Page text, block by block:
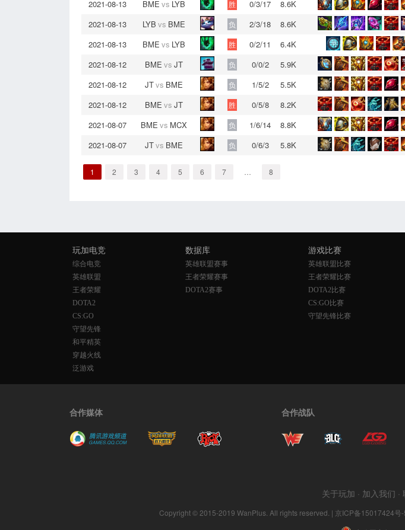
2021-08-13
BME vs LYB 胜 0/3/17 8.6K
2021-08-13
LYB vs BME 负 2/3/18 8.6K
2021-08-13
BME vs LYB 胜 0/2/11 6.4K
2021-08-12
BME vs JT 负 0/0/2 5.9K
2021-08-12
JTvs BME 负 1/5/2 5.5K
2021-08-12
BME vs JT 胜 0/5/8 8.2K
2021-08-07
BME vs MCX 负 1/6/14 8.8K
2021-08-07
JTvs BME 负 0/6/3 5.8K
1 2 3 4 5 6 7 8
玩加电竞
综合电竞
英雄联盟
王者荣耀
DOTA2
CS:GO
守望先锋
和平精英
穿越火线
泛游戏
数据库
英雄联盟赛事
王者荣耀赛事
DOTA2赛事
游戏比赛
英雄联盟比赛
王者荣耀比赛
DOTA2比赛
CS:GO比赛
守望先锋比赛
合作媒体 合作战队
关于玩加 · 加入我们 ·
Copyright © 2015-2019 WanPlus. All rights reserved. | 京ICP备15017424号-